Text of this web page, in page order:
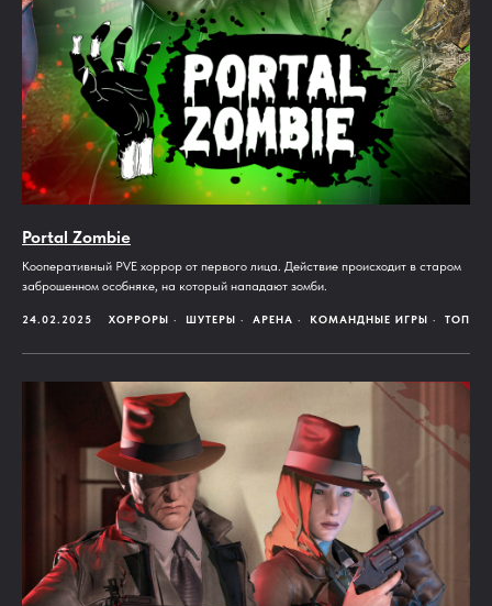
Portal Zombie
Кооперативный PVE хоррор от первого лица. Действие происходит в старом
заброшенном особняке, на который нападают зомби.
24.02.2025 ХОРРОРЫ ШУТЕРЫ АРЕНА КОМАНДНЫЕ ИГРЫ ТОП